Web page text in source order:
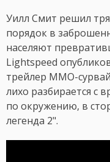
Уилл Смит решил
порядок в
населяют
Lightspeed
трейлер ММО-
лихо разбирается с
по окружению, в
легенда 2".